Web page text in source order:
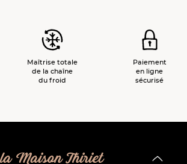
Maîtrise totale
de la chaîne
du froid
Paiement
en ligne
sécurisé
la Maison Thiriet